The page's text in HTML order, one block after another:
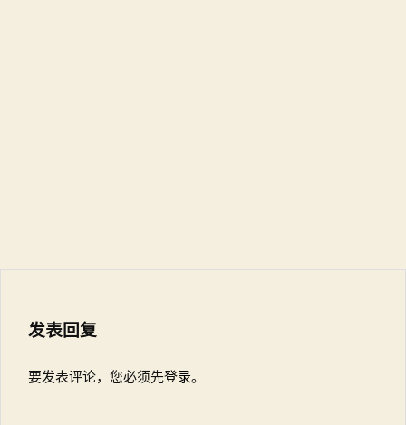
发表回复
要发表评论，您必须先登录。